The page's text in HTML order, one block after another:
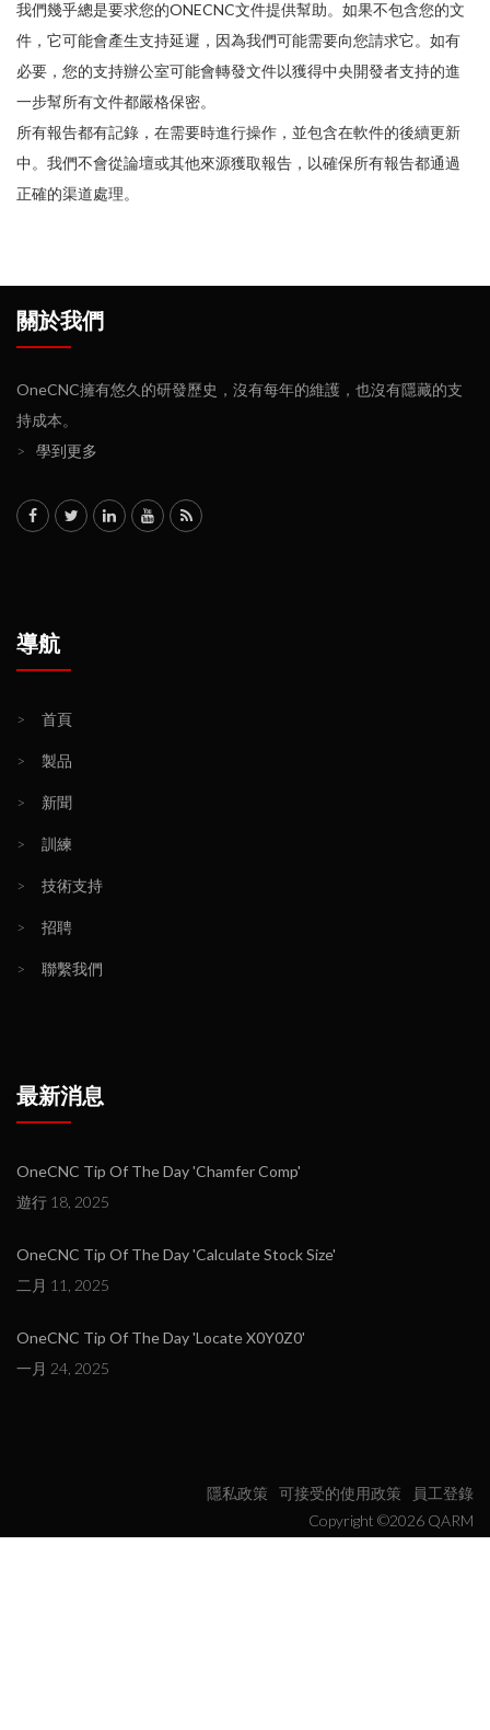
我們幾乎總是要求您的ONECNC文件提供幫助。如果不包含您的文
件，它可能會產生支持延遲，因為我們可能需要向您請求它。如有
必要，您的支持辦公室可能會轉發文件以獲得中央開發者支持的進
一步幫所有文件都嚴格保密。
所有報告都有記錄，在需要時進行操作，並包含在軟件的後續更新
中。我們不會從論壇或其他來源獲取報告，以確保所有報告都通過
正確的渠道處理。
關於我們
OneCNC擁有悠久的研發歷史，沒有每年的維護，也沒有隱藏的支
持成本。
>
學到更多
導航
> 首頁
> 製品
> 新聞
> 訓練
> 技術支持
> 招聘
> 聯繫我們
最新消息
OneCNC Tip Of The Day 'Chamfer Comp'
遊行 18, 2025
OneCNC Tip Of The Day 'Calculate Stock Size'
二月 11, 2025
OneCNC Tip Of The Day 'Locate X0Y0Z0'
一月 24, 2025
隱私政策 可接受的使用政策
員工登錄
Copyright ©2026 QARM